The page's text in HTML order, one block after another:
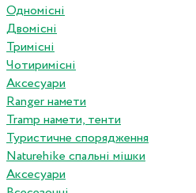
Одномісні
Двомісні
Тримісні
Чотиримісні
Аксесуари
Ranger намети
Tramp намети, тенти
Туристичне спорядження
Naturehike спальні мішки
Аксесуари